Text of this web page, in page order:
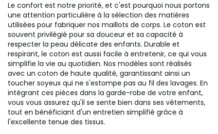
Le confort est notre priorité, et c'est pourquoi nous portons
une attention particulière à la sélection des matières
utilisées pour fabriquer nos maillots de corps. Le coton est
souvent privilégié pour sa douceur et sa capacité à
respecter la peau délicate des enfants. Durable et
respirant, le coton est aussi facile à entretenir, ce qui vous
simplifie la vie au quotidien. Nos modèles sont réalisés
avec un coton de haute qualité, garantissant ainsi un
toucher soyeux qui ne s'estompe pas au fil des lavages. En
intégrant ces pièces dans la garde-robe de votre enfant,
vous vous assurez qu'il se sente bien dans ses vêtements,
tout en bénéficiant d'un entretien simplifié grâce à
l'excellente tenue des tissus.